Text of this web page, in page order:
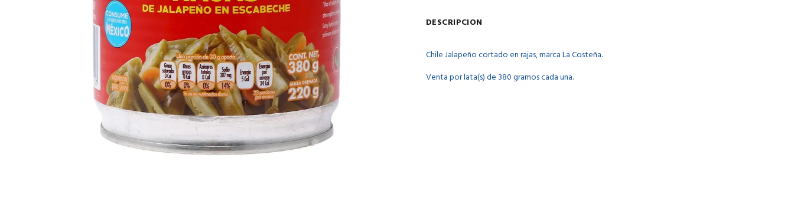
DESCRIPCION
Chile Jalapeño cortado en rajas, marca La Costeña.
Venta por lata(s) de 380 gramos cada una.